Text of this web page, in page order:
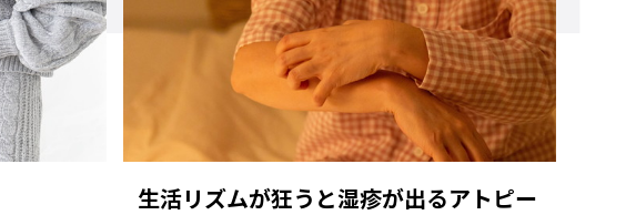
生活リズムが狂うと湿疹が出るアトピー